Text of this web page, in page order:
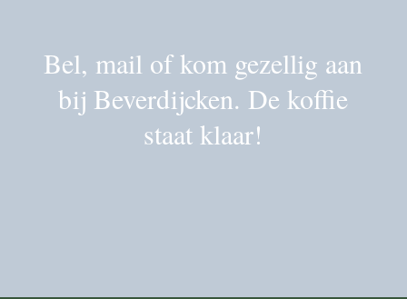
Bel, mail of kom gezellig aan
bij Beverdijcken. De koffie
staat klaar!